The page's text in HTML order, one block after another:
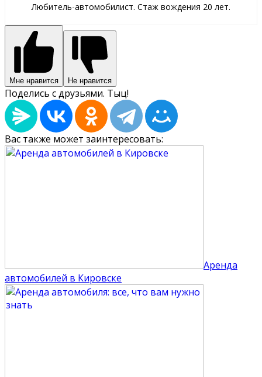
Любитель-автомобилист. Стаж вождения 20 лет.
Мне нравится Не нравится
Поделись с друзьями. Тыц!
Вас также может заинтересовать:
Аренда
автомобилей в Кировске